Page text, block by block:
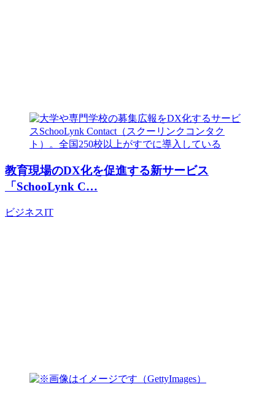
教育現場のDX化を促進する新サービス
「SchooLynk C…
ビジネスIT